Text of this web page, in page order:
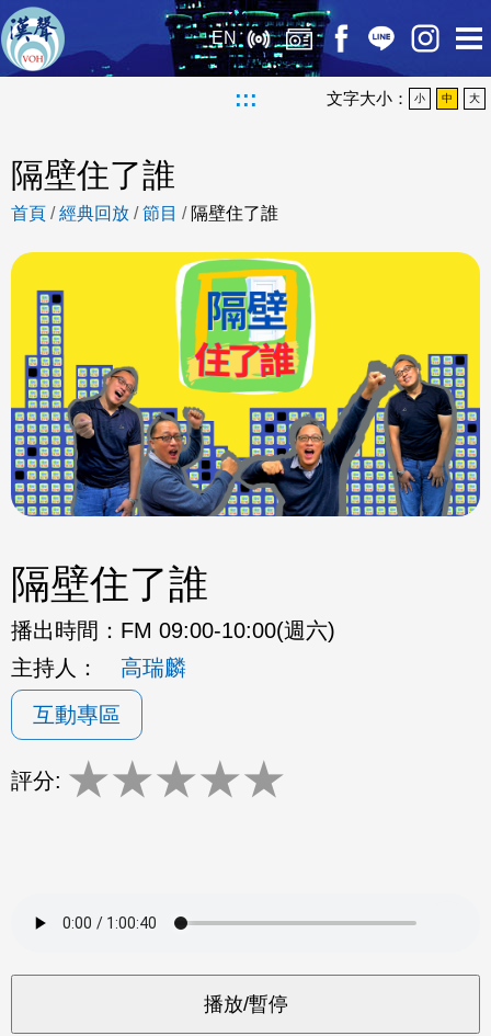
EN
::: 文字大小： 小 中 大
隔壁住了誰
首頁 /經典回放 /節目 / 隔壁住了誰
隔壁住了誰
播出時間： FM 09:00-10:00(週六)
主持人：
高瑞麟
互動專區
評分: ★★★★★